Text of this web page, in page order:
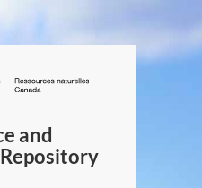
/
Canada
and